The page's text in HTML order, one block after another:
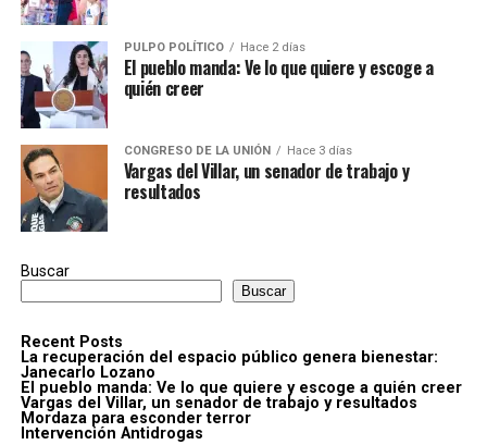
PULPO POLÍTICO Hace 2 días
El pueblo manda: Ve lo que quiere y escoge a
quién creer
CONGRESO DE LA UNIÓN Hace 3 días
Vargas del Villar, un senador de trabajo y
resultados
Buscar
Buscar
Recent Posts
La recuperación del espacio público genera bienestar:
Janecarlo Lozano
El pueblo manda: Ve lo que quiere y escoge a quién creer
Vargas del Villar, un senador de trabajo y resultados
Mordaza para esconder terror
Intervención Antidrogas